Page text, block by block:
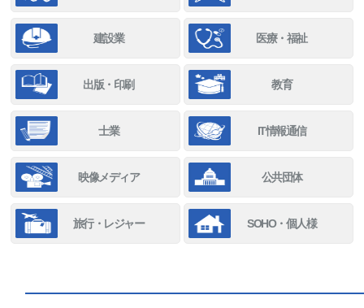
建設業 医療・福祉
出版・印刷 教育
士業 IT情報通信
映像メディア 公共団体
旅行・レジャー SOHO・個人様